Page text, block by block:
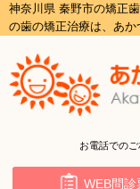
神奈川県 秦野市の矯正
の歯の矯正治療は、あ
お電話での
WEB問診